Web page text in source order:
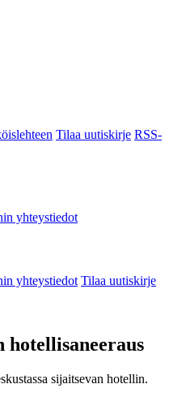
Tilaa uutiskirje RSS-
yhteystiedot
yhteystiedot Tilaa uutiskirje
sijaitsevan hotellin.